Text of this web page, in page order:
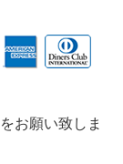
お願い致しま